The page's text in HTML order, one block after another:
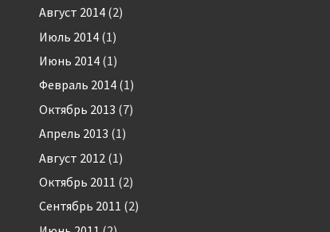
Август 2014 (2)
Июль 2014 (1)
Июнь 2014 (1)
Февраль 2014 (1)
Октябрь 2013 (7)
Апрель 2013 (1)
Август 2012 (1)
Октябрь 2011 (2)
Сентябрь 2011 (2)